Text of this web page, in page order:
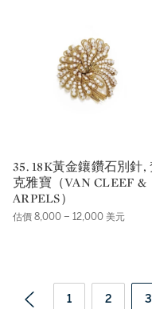
35. 18K黃金鑲鑽石別針, 梵
克雅寶（VAN CLEEF &
ARPELS）
估價 8,000 – 12,000 美元
1 2 3